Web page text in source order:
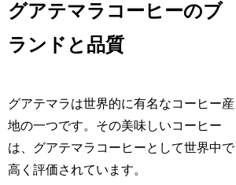
グアテマラコーヒーのブ
ランドと品質
グアテマラは世界的に有名なコーヒー産
地の一つです。その美味しいコーヒー
は、グアテマラコーヒーとして世界中で
高く評価されています。